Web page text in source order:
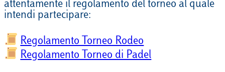
attentamente il regolamento del torneo al quale
intendi partecipare:
Regolamento Torneo Rodeo
Regolamento Torneo di Padel